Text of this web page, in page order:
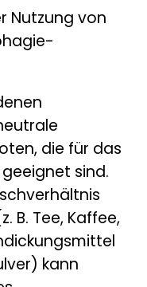
Nutzung von
die für das
sind.
B. Tee, Kaffee,
kann